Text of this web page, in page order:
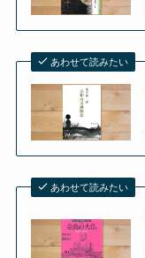
あわせて読みたい
あわせて読みたい